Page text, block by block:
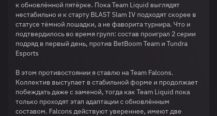
к обновлённой пятёрке. Пока Team Liquid выглядят
нестабильно и к старту BLAST Slam IV подходят скорее в
статусе тёмной лошадки, а не фаворита турнира. Что и
подтвердилось во время групп: состав проиграл 2 серии
подряд в первый день, против BetBoom Team и Tundra
Esports
В этом противостоянии я ставлю на Team Falcons.
Коллектив выступает в стабильной форме и продолжает
побеждать даже с заменой, тогда как Team Liquid пока
только проходят этап адаптации с обновлённым
составом. Falcons действуют увереннее, имеют две